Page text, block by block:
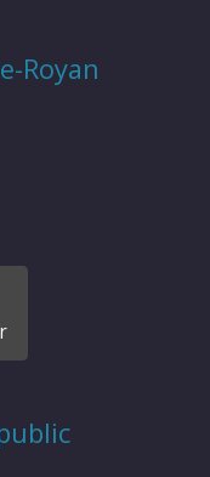
Royan